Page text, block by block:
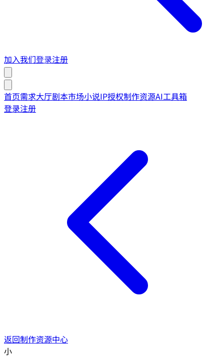
加入我们登录注册
首页需求大厅剧本市场小说IP授权制作资源AI工具箱
登录注册
返回制作资源中心
小